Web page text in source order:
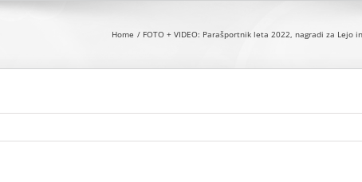
Home FOTO + VIDEO: Parašportnik leta 2022, nagradi za